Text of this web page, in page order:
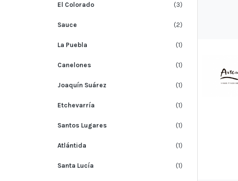
El Colorado (3)
Sauce (2)
La Puebla (1)
Canelones (1)
Joaquín Suárez (1)
Etchevarría (1)
Santos Lugares (1)
Atlántida (1)
Santa Lucía (1)